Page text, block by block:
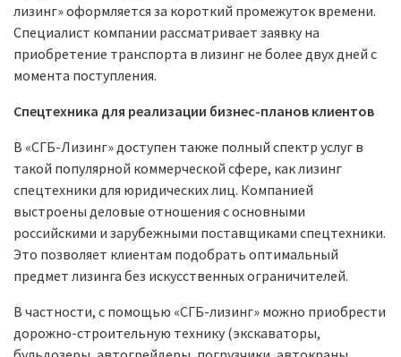
лизинг» оформляется за короткий промежуток времени.
Специалист компании рассматривает заявку на
приобретение транспорта в лизинг не более двух дней с
момента поступления.
Спецтехника для реализации бизнес-планов клиентов
В «СГБ-Лизинг» доступен также полный спектр услуг в
такой популярной коммерческой сфере, как лизинг
спецтехники для юридических лиц. Компанией
выстроены деловые отношения с основными
российскими и зарубежными поставщиками спецтехники.
Это позволяет клиентам подобрать оптимальный
предмет лизинга без искусственных ограничителей.
В частности, с помощью «СГБ-лизинг» можно приобрести
дорожно-строительную технику (экскаваторы,